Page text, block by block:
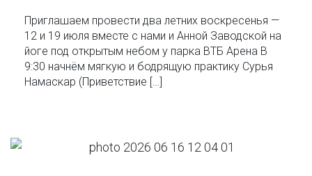
Приглашаем провести два летних воскресенья —
12 и 19 июля вместе с нами и Анной Заводской на
йоге под открытым небом у парка ВТБ Арена В
9:30 начнём мягкую и бодрящую практику Сурья
Намаскар (Приветствие […]